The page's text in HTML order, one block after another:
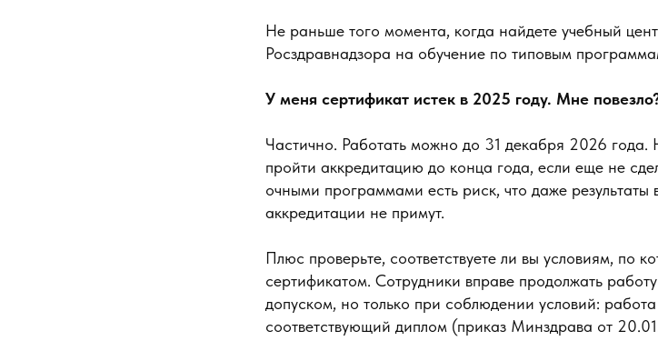
Не раньше того момента, когда найдете учебный
Росздравнадзора на обучение по типовым
У меня сертификат истек в 2025 году. Мне
Частично. Работать можно до 31 декабря 2026
пройти аккредитацию до конца года, если еще не
очными программами есть риск, что даже
аккредитации не примут.
Плюс проверьте, соответствуете ли вы условиям, по
сертификатом. Сотрудники вправе продолжать
допуском, но только при соблюдении условий:
соответствующий диплом (приказ Минздрава от